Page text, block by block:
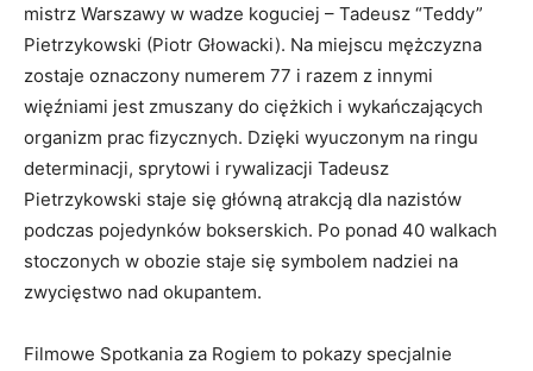
mistrz Warszawy w wadze koguciej – Tadeusz “Teddy”
Pietrzykowski (Piotr Głowacki). Na miejscu mężczyzna
zostaje oznaczony numerem 77 i razem z innymi
więźniami jest zmuszany do ciężkich i wykańczających
organizm prac fizycznych. Dzięki wyuczonym na ringu
determinacji, sprytowi i rywalizacji Tadeusz
Pietrzykowski staje się główną atrakcją dla nazistów
podczas pojedynków bokserskich. Po ponad 40 walkach
stoczonych w obozie staje się symbolem nadziei na
zwycięstwo nad okupantem.
Filmowe Spotkania za Rogiem to pokazy specjalnie